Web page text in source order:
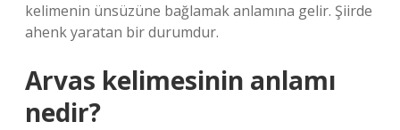
kelimenin ünsüzüne bağlamak anlamına gelir. Şiirde
ahenk yaratan bir durumdur.
Arvas kelimesinin anlamı
nedir?